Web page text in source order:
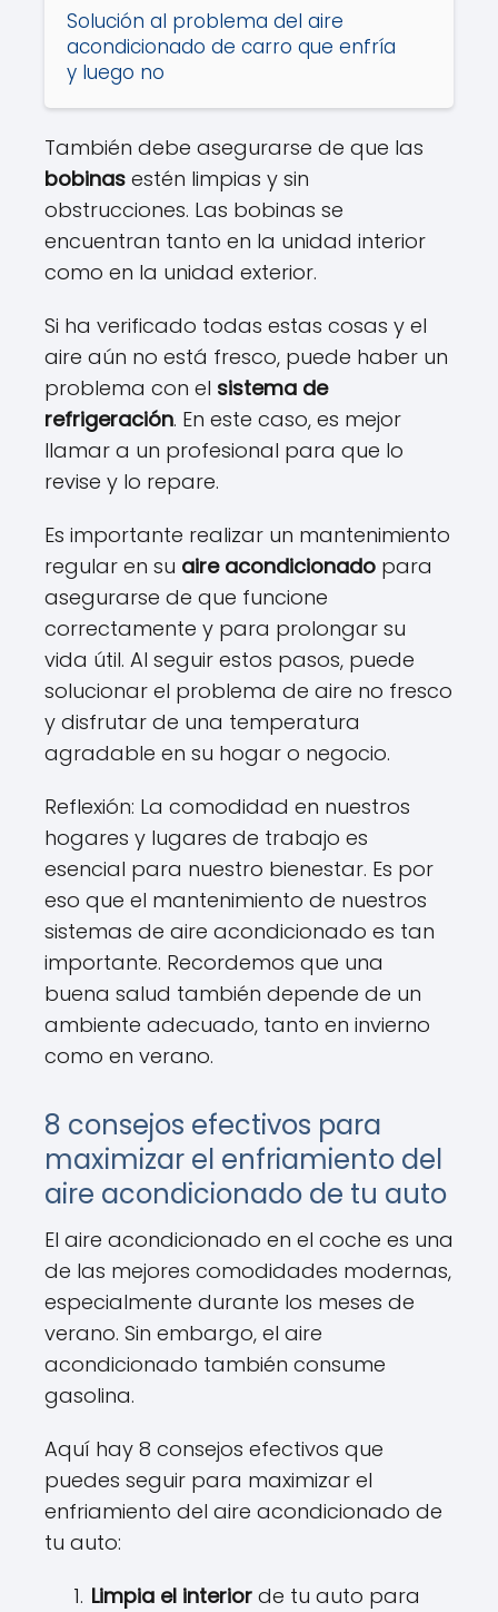
Solución al problema del aire
acondicionado de carro que enfría
y luego no
También debe asegurarse de que las
bobinas estén limpias y sin
obstrucciones. Las bobinas se
encuentran tanto en la unidad interior
como en la unidad exterior.
Si ha verificado todas estas cosas y el
aire aún no está fresco, puede haber un
problema con el sistema de
refrigeración. En este caso, es mejor
llamar a un profesional para que lo
revise y lo repare.
Es importante realizar un mantenimiento
regular en su aire acondicionado para
asegurarse de que funcione
correctamente y para prolongar su
vida útil. Al seguir estos pasos, puede
solucionar el problema de aire no fresco
y disfrutar de una temperatura
agradable en su hogar o negocio.
Reflexión: La comodidad en nuestros
hogares y lugares de trabajo es
esencial para nuestro bienestar. Es por
eso que el mantenimiento de nuestros
sistemas de aire acondicionado es tan
importante. Recordemos que una
buena salud también depende de un
ambiente adecuado, tanto en invierno
como en verano.
8 consejos efectivos para
maximizar el enfriamiento del
aire acondicionado de tu auto
El aire acondicionado en el coche es una
de las mejores comodidades modernas,
especialmente durante los meses de
verano. Sin embargo, el aire
acondicionado también consume
gasolina.
Aquí hay 8 consejos efectivos que
puedes seguir para maximizar el
enfriamiento del aire acondicionado de
tu auto:
Limpia el interior de tu auto para